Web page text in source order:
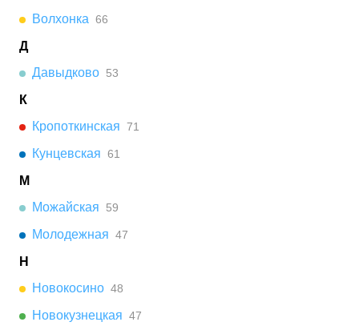
Волхонка 66
Д
Давыдково 53
К
Кропоткинская 71
Кунцевская 61
М
Можайская
59
Молодежная 47
Н
Новокосино 48
Новокузнецкая 47